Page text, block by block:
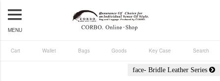
MENU
Cart Wallet Bags Goods Key Case Search
face- Bridle Leather Series